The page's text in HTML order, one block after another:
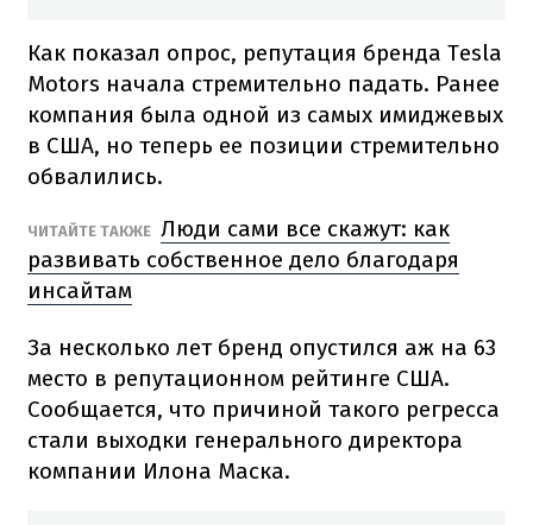
Как показал опрос, репутация бренда Tesla
Motors начала стремительно падать. Ранее
компания была одной из самых имиджевых
в США, но теперь ее позиции стремительно
обвалились.
ЧИТАЙТЕ ТАКЖЕ Люди сами все скажут: как
развивать собственное дело благодаря
инсайтам
За несколько лет бренд опустился аж на 63
место в репутационном рейтинге США.
Сообщается, что причиной такого регресса
стали выходки генерального директора
компании Илона Маска.